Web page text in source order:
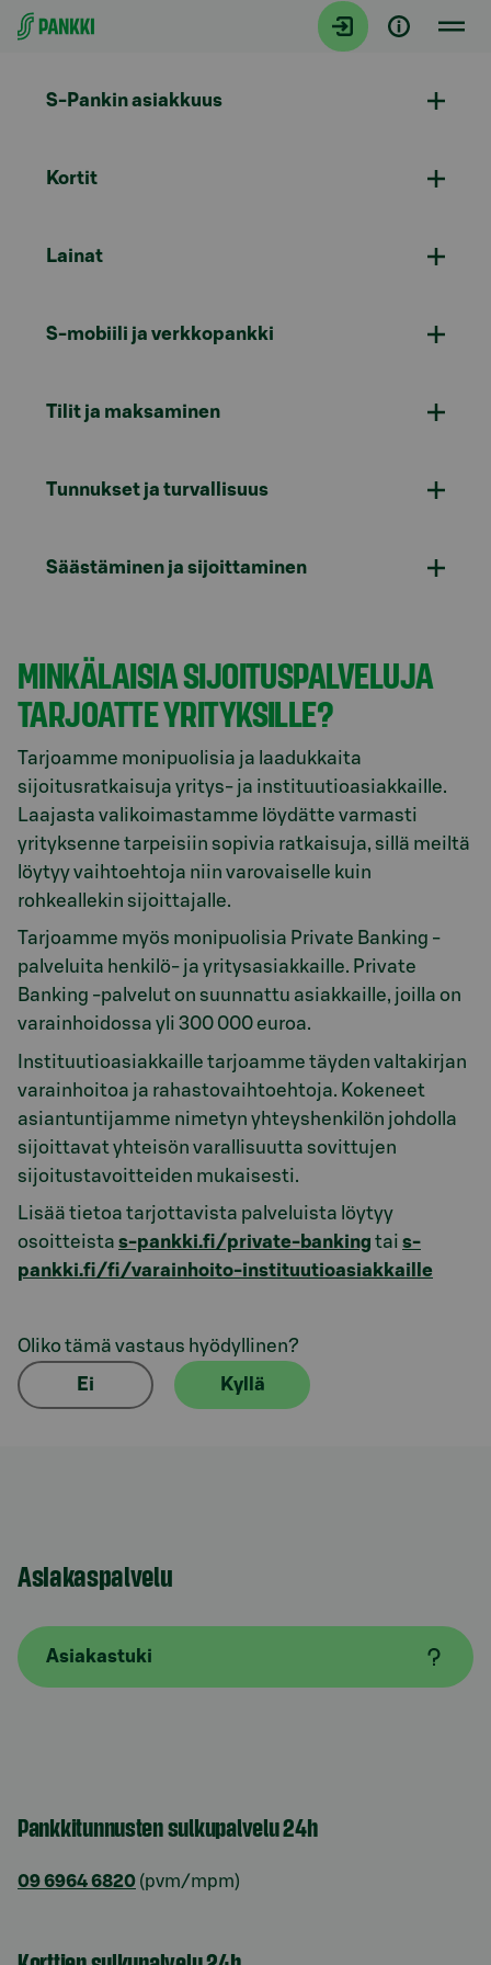
Siirry suoraan sisältöön
S-Pankin asiakkuus
Kortit
Lainat
S-mobiili ja verkkopankki
Tilit ja maksaminen
Tunnukset ja turvallisuus
Säästäminen ja sijoittaminen
MINKÄLAISIA SIJOITUSPALVELUJA
TARJOATTE YRITYKSILLE?
Tarjoamme monipuolisia ja laadukkaita
sijoitusratkaisuja yritys- ja instituutioasiakkaille.
Laajasta valikoimastamme löydätte varmasti
yrityksenne tarpeisiin sopivia ratkaisuja, sillä meiltä
löytyy vaihtoehtoja niin varovaiselle kuin
rohkeallekin sijoittajalle.
Tarjoamme myös monipuolisia Private Banking -
palveluita henkilö- ja yritysasiakkaille. Private
Banking -palvelut on suunnattu asiakkaille, joilla on
varainhoidossa yli 300 000 euroa.
Instituutioasiakkaille tarjoamme täyden valtakirjan
varainhoitoa ja rahastovaihtoehtoja. Kokeneet
asiantuntijamme nimetyn yhteyshenkilön johdolla
sijoittavat yhteisön varallisuutta sovittujen
sijoitustavoitteiden mukaisesti.
Lisää tietoa tarjottavista palveluista löytyy
osoitteista s-pankki.fi/private-banking tai s-
pankki.fi/fi/varainhoito-instituutioasiakkaille
Oliko tämä vastaus hyödyllinen?
Ei Kyllä
Asiakaspalvelu
Asiakastuki
Pankkitunnusten sulkupalvelu 24h
09 6964 6820 (pvm/mpm)